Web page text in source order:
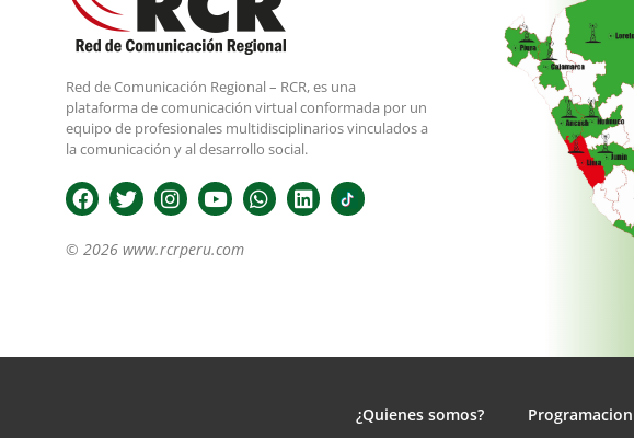
Red de Comunicación Regional – RCR, es una
plataforma de comunicación virtual conformada por un
equipo de profesionales multidisciplinarios vinculados a
la comunicación y al desarrollo social.
© 2026 www.rcrperu.com
¿Quienes somos? Programacion